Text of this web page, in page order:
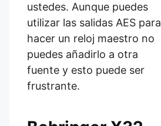
ustedes. Aunque puedes
utilizar las salidas AES para
hacer un reloj maestro no
puedes añadirlo a otra
fuente y esto puede ser
frustrante.